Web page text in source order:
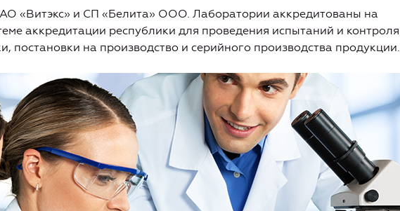
«Витэкс» и СП «Белита» ООО. Лаборатории аккредитованы на
аккредитации республики для проведения испытаний и контроля
постановки на производство и серийного производства продукции.